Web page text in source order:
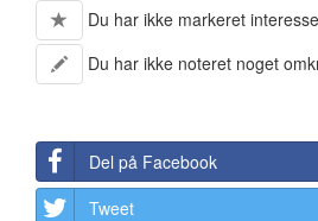
Du har ikke markeret
Du har ikke noteret noget
Del på Facebook
Tweet